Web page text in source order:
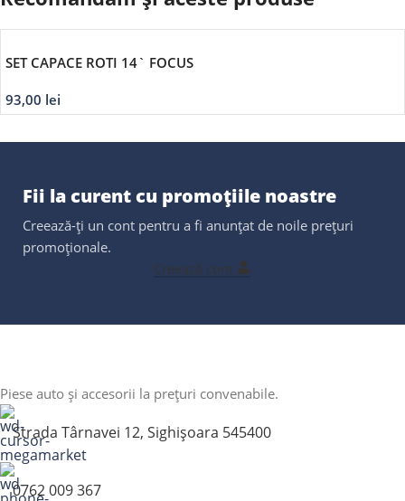
SET CAPACE ROTI 14` FOCUS
93,00 lei
Fii la curent cu promoțiile noastre
Creează-ți un cont pentru a fi anunțat de noile prețuri
promoționale.
Creează cont
Piese auto și accesorii la prețuri convenabile.
Strada Târnavei 12, Sighișoara 545400
0762 009 367